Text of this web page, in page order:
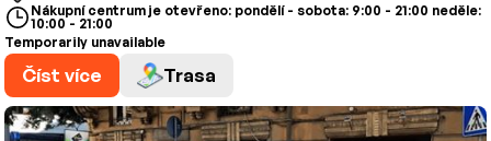
Nákupní centrum je otevřeno: pondělí - sobota: 9:00 - 21:00 neděle:
10:00 - 21:00
Temporarily unavailable
Číst více Trasa